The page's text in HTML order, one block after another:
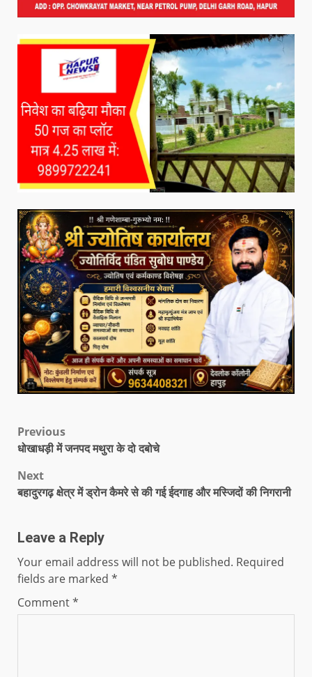
Previous
धोखाधड़ी में जनपद मथुरा के दो दबोचे
Next
बहादुरगढ़ क्षेत्र में ड्रोन कैमरे से की गई ईदगाह और मस्जिदों की निगरानी
Leave a Reply
Your email address will not be published. Required
fields are marked *
Comment*